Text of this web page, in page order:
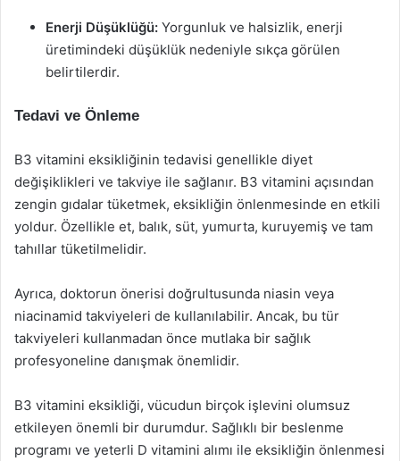
Enerji Düşüklüğü: Yorgunluk ve halsizlik, enerji
üretimindeki düşüklük nedeniyle sıkça görülen
belirtilerdir.
Tedavi ve Önleme
B3 vitamini eksikliğinin tedavisi genellikle diyet
değişiklikleri ve takviye ile sağlanır. B3 vitamini açısından
zengin gıdalar tüketmek, eksikliğin önlenmesinde en etkili
yoldur. Özellikle et, balık, süt, yumurta, kuruyemiş ve tam
tahıllar tüketilmelidir.
Ayrıca, doktorun önerisi doğrultusunda niasin veya
niacinamid takviyeleri de kullanılabilir. Ancak, bu tür
takviyeleri kullanmadan önce mutlaka bir sağlık
profesyoneline danışmak önemlidir.
B3 vitamini eksikliği, vücudun birçok işlevini olumsuz
etkileyen önemli bir durumdur. Sağlıklı bir beslenme
programı ve yeterli D vitamini alımı ile eksikliğin önlenmesi